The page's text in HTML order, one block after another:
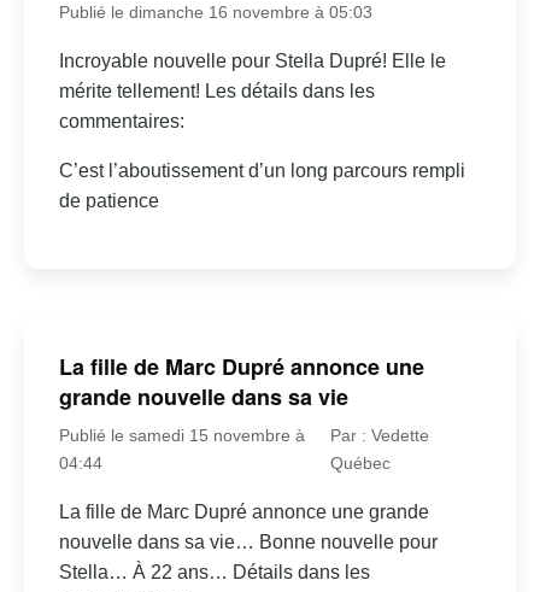
Publié le dimanche 16 novembre à 05:03
Incroyable nouvelle pour Stella Dupré! Elle le
mérite tellement! Les détails dans les
commentaires:
C’est l’aboutissement d’un long parcours rempli
de patience
La fille de Marc Dupré annonce une
grande nouvelle dans sa vie
Publié le samedi 15 novembre à
04:44
Par : Vedette
Québec
La fille de Marc Dupré annonce une grande
nouvelle dans sa vie… Bonne nouvelle pour
Stella… À 22 ans… Détails dans les